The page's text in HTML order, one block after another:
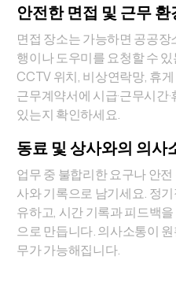
안전한 면접 및 근무 환
면접 장소는 가능하면 공공
행이나 도우미를 요청할 수
CCTV 위치, 비상연락망, 휴
근무계약서에 시급·근무시간
있는지 확인하세요.
동료 및 상사와의 의사
업무 중 불합리한 요구나 안
사와 기록으로 남기세요. 정
유하고, 시간 기록과 피드백
으로 만듭니다. 의사소통이
무가 가능해집니다.